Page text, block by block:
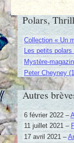
Polars,
Collection « Un
Les petits polars
Mystère-
Peter Cheyney
Autres
6 février 2022 –
11 juillet 2021 –
17 avril 2021 –